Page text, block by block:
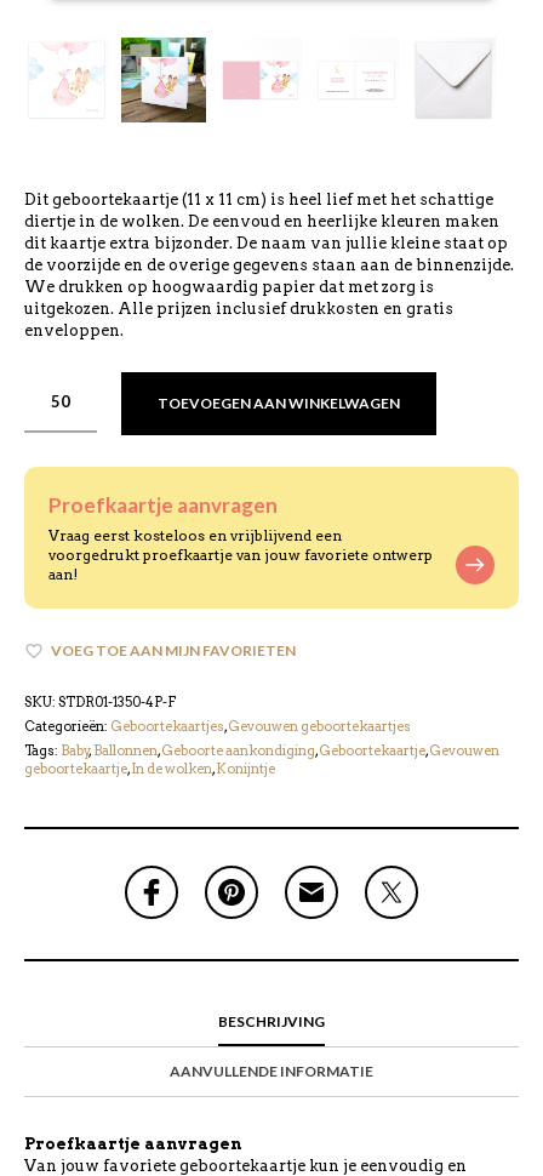
Dit geboortekaartje (11 x 11 cm) is heel lief met het schattige
diertje in de wolken. De eenvoud en heerlijke kleuren maken
dit kaartje extra bijzonder. De naam van jullie kleine staat op
de voorzijde en de overige gegevens staan aan de binnenzijde.
We drukken op hoogwaardig papier dat met zorg is
uitgekozen. Alle prijzen inclusief drukkosten en gratis
enveloppen.
TOEVOEGEN AAN WINKELWAGEN
Proefkaartje aanvragen
Vraag eerst kosteloos en vrijblijvend een
voorgedrukt proefkaartje van jouw favoriete ontwerp
aan!
VOEG TOE AAN MIJN FAVORIETEN
SKU: STDR01-1350-4P-F
Categorieën: Geboortekaartjes,Gevouwen geboortekaartjes
Tags: Baby, Ballonnen,Geboorte aankondiging,Geboortekaartje,Gevouwen
geboortekaartje,In de wolken,Konijntje
BESCHRIJVING
AANVULLENDE INFORMATIE
Proefkaartje aanvragen
Van jouw favoriete geboortekaartje kun je eenvoudig en